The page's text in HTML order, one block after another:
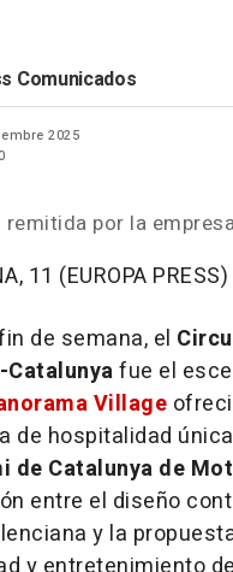
Comunicados
2025
por la
11 (EUROPA PRESS)
de semana, el
fue el
Village
de hospitalidad
de Catalunya de
entre el diseño
y la